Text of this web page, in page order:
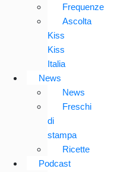
Frequenze
Ascolta
Kiss
Kiss
Italia
News
News
Freschi
di
stampa
Ricette
Podcast